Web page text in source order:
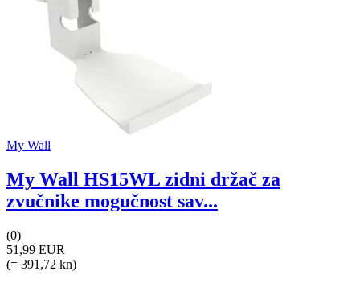
My Wall
My Wall HS15WL zidni držač za
zvučnike mogučnost sav...
(0)
51,99 EUR
(= 391,72 kn)